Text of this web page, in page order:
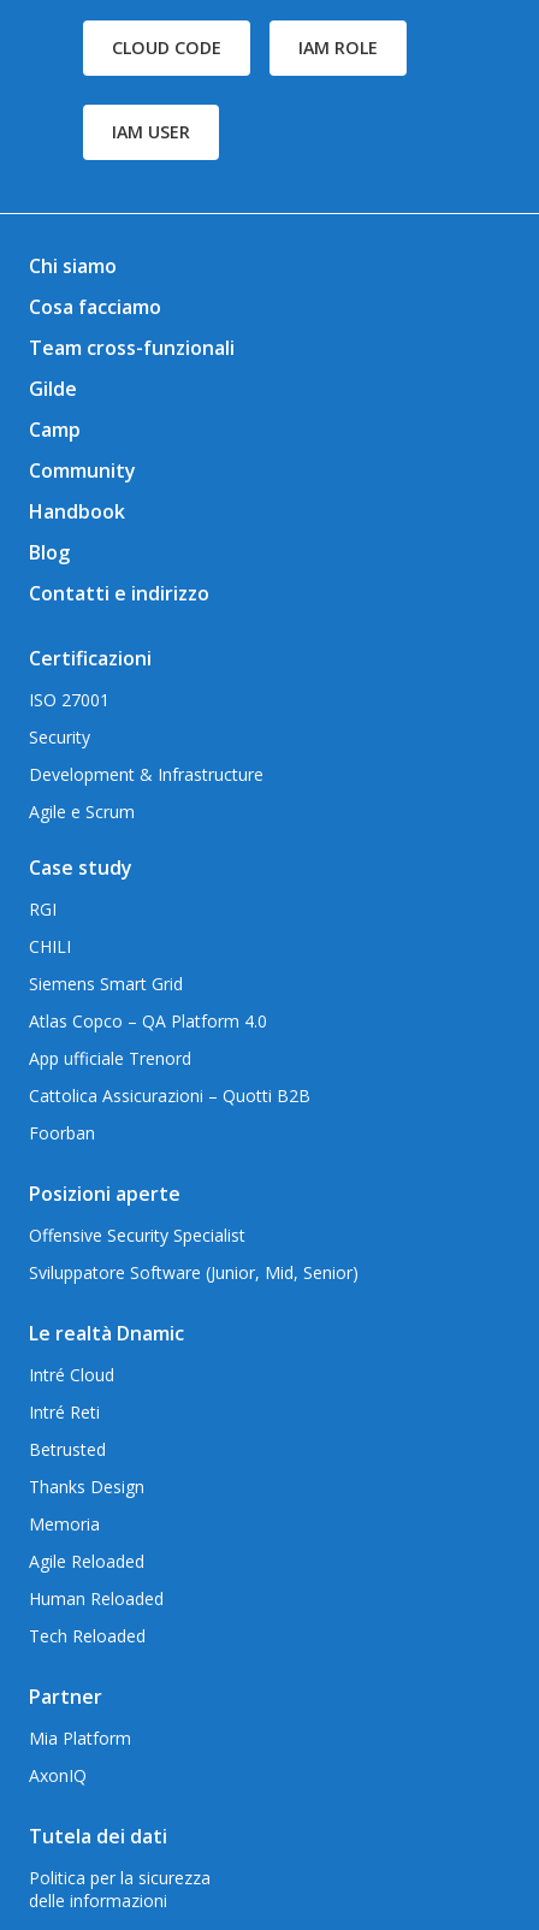
CLOUD CODE IAM ROLE
IAM USER
Chi siamo
Cosa facciamo
Team cross-funzionali
Gilde
Camp
Community
Handbook
Blog
Contatti e indirizzo
Certificazioni
ISO 27001
Security
Development & Infrastructure
Agile e Scrum
Case study
RGI
CHILI
Siemens Smart Grid
Atlas Copco – QA Platform 4.0
App ufficiale Trenord
Cattolica Assicurazioni – Quotti B2B
Foorban
Posizioni aperte
Offensive Security Specialist
Sviluppatore Software (Junior, Mid, Senior)
Le realtà Dnamic
Intré Cloud
Intré Reti
Betrusted
Thanks Design
Memoria
Agile Reloaded
Human Reloaded
Tech Reloaded
Partner
Mia Platform
AxonIQ
Tutela dei dati
Politica per la sicurezza
delle informazioni